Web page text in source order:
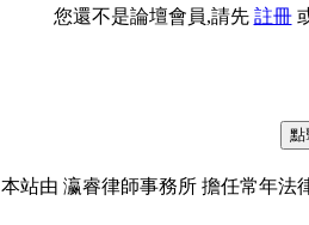
您還不是論壇會員,請先 註冊
本站由 瀛睿律師事務所 擔任常年法